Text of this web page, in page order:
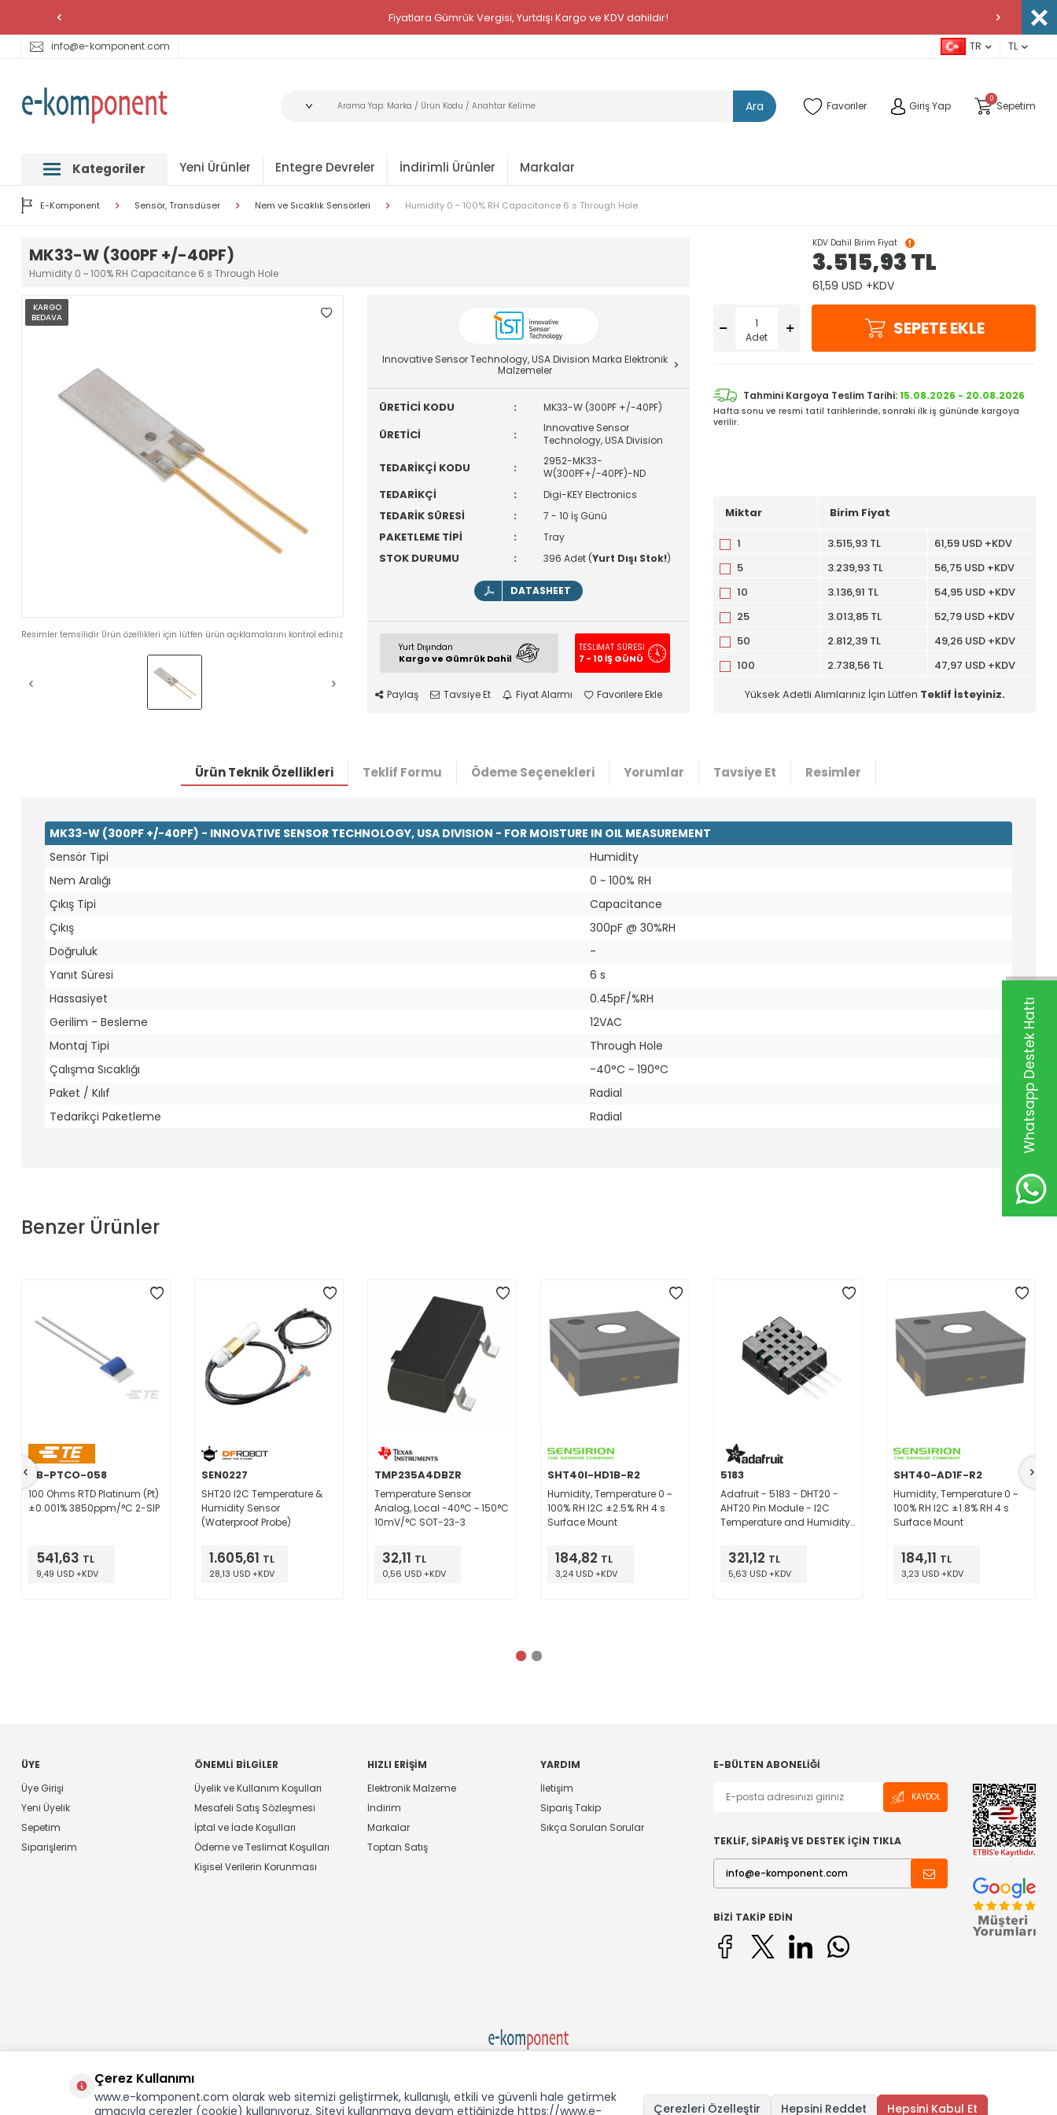
Whatsapp Destek Hattı
Fiyatlara Gümrük Vergisi, Yurtdışı Kargo ve KDV dahildir!
info@e-komponent.com TR TL
Ara Favoriler Giriş Yap
0
Sepetim
Kategoriler Yeni Ürünler Entegre Devreler İndirimli Ürünler Markalar
E-Komponent Sensör, Transdüser Nem ve Sıcaklık Sensörleri Humidity 0 ~ 100% RH Capacitance 6 s Through Hole
MK33-W (300PF +/-40PF)
Humidity 0 ~ 100% RH Capacitance 6 s Through Hole
KARGO
BEDAVA
Resimler temsilidir Ürün özellikleri için lütfen ürün açıklamalarını kontrol ediniz
Innovative Sensor Technology, USA Division Marka Elektronik
Malzemeler
ÜRETİCİ KODU : MK33-W (300PF +/-40PF)
ÜRETİCİ :
Innovative Sensor
Technology, USA Division
TEDARİKÇİ KODU :
2952-MK33-
W(300PF+/-40PF)-ND
TEDARİKÇİ : Digi-KEY Electronics
TEDARİK SÜRESİ : 7 - 10 İş Günü
PAKETLEME TİPİ : Tray
STOK DURUMU : 396 Adet (Yurt Dışı Stok!)
DATASHEET
Yurt Dışından
Kargo ve Gümrük Dahil
TESLİMAT SÜRESİ
7 - 10 İŞ GÜNÜ
Paylaş Tavsiye Et Fiyat Alarmı Favorilere Ekle
KDV Dahil Birim Fiyat
3.515,93TL
61,59 USD +KDV
Adet SEPETE EKLE
Tahmini Kargoya Teslim Tarihi:15.08.2026 - 20.08.2026
Hafta sonu ve resmi tatil tarihlerinde, sonraki ilk iş gününde kargoya
verilir.
Miktar Birim Fiyat
1 3.515,93 TL
61,59 USD +KDV
5
3.239,93 TL
56,75 USD +KDV
10
3.136,91 TL
54,95 USD +KDV
25
3.013,85 TL
52,79 USD +KDV
50
2.812,39 TL
49,26 USD +KDV
100
2.738,56 TL
47,97 USD +KDV
Yüksek Adetli Alımlarınız İçin Lütfen Teklif İsteyiniz.
Ürün Teknik Özellikleri Teklif Formu Ödeme Seçenekleri Yorumlar Tavsiye Et Resimler
MK33-W (300PF +/-40PF) - INNOVATIVE SENSOR TECHNOLOGY, USA DIVISION - FOR MOISTURE IN OIL MEASUREMENT
Sensör Tipi
Humidity
Nem Aralığı
0 ~ 100% RH
Çıkış Tipi
Capacitance
Çıkış
300pF @ 30%RH
Doğruluk
-
Yanıt Süresi
6 s
Hassasiyet
0.45pF/%RH
Gerilim - Besleme
12VAC
Montaj Tipi
Through Hole
Çalışma Sıcaklığı
-40°C ~ 190°C
Paket / Kılıf
Radial
Tedarikçi Paketleme
Radial
Benzer Ürünler
NB-PTCO-058
100 Ohms RTD Platinum (Pt)
±0.001% 3850ppm/°C 2-SIP
541,63 TL
9,49 USD +KDV
SEN0227
SHT20 I2C Temperature &
Humidity Sensor
(Waterproof Probe)
1.605,61 TL
28,13 USD +KDV
TMP235A4DBZR
Temperature Sensor
Analog, Local -40°C ~ 150°C
10mV/°C SOT-23-3
32,11 TL
0,56 USD +KDV
SHT40I-HD1B-R2
Humidity, Temperature 0 ~
100% RH I2C ±2.5% RH 4 s
Surface Mount
184,82 TL
3,24 USD +KDV
5183
Adafruit - 5183 - DHT20 -
AHT20 Pin Module - I2C
Temperature and Humidity
321,12 TL
5,63 USD +KDV
SHT40-AD1F-R2
Humidity, Temperature 0 ~
100% RH I2C ±1.8% RH 4 s
Surface Mount
184,11 TL
3,23 USD +KDV
ÜYE
Üye Girişi
Yeni Üyelik
Sepetim
Siparişlerim
ÖNEMLI BILGILER
Üyelik ve Kullanım Koşulları
Mesafeli Satış Sözleşmesi
İptal ve İade Koşulları
Ödeme ve Teslimat Koşulları
Kişisel Verilerin Korunması
HIZLI ERIŞIM
Elektronik Malzeme
İndirim
Markalar
Toptan Satış
YARDIM
İletişim
Sipariş Takip
Sıkça Sorulan Sorular
E-BÜLTEN ABONELIĞI
KAYDOL
TEKLİF, SİPARİŞ VE DESTEK İÇİN TIKLA
BIZI TAKIP EDIN
Çerez Kullanımı
www.e-komponent.com olarak web sitemizi geliştirmek, kullanışlı, etkili ve güvenli hale getirmek
amacıyla çerezler (cookie) kullanıyoruz. Siteyi kullanmaya devam ettiğinizde https://www.e-
Çerezleri Özelleştir Hepsini Reddet Hepsini Kabul Et